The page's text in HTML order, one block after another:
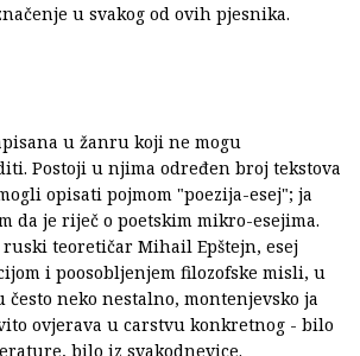
u svakog od ovih pjesnika.
u žanru koji ne mogu
Postoji u njima određen broj tekstova
opisati pojmom "poezija-esej"; ja
da je riječ o poetskim mikro-esejima.
teoretičar Mihail Epštejn, esej
i poosobljenjem filozofske misli, u
često neko nestalno, montenjevsko ja
ovjerava u carstvu konkretnog - bilo
bilo iz svakodnevice.